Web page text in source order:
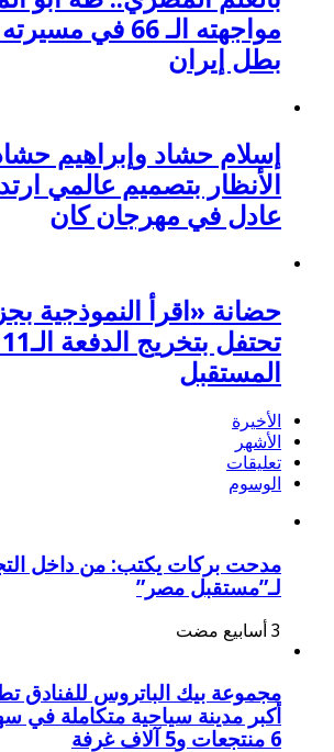
مواجهته الـ 66
بطل إيران
إسلام حشاد وإبراهيم
الأنظار بتصميم عالمي
عادل في مهرجان كان
حضانة «اقرأ النموذجية
المستقبل
الأخيرة
الأشهر
تعليقات
الوسوم
مدحت بركات يكتب: من داخل
لـ”مستقبل مصر”
أكبر مدينة سياحية متكاملة
6 منتجعات و5 آلاف غرفة